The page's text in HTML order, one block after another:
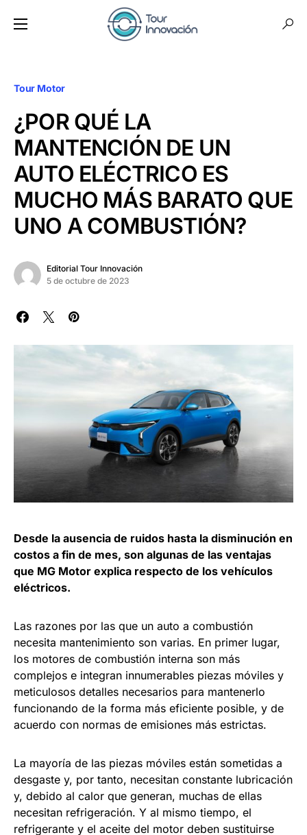
Tour Motor
¿POR QUÉ LA
MANTENCIÓN DE UN
AUTO ELÉCTRICO ES
MUCHO MÁS BARATO QUE
UNO A COMBUSTIÓN?
Editorial Tour Innovación
5 de octubre de 2023
Desde la ausencia de ruidos hasta la disminución en
costos a fin de mes, son algunas de las ventajas
que MG Motor explica respecto de los vehículos
eléctricos.
Las razones por las que un auto a combustión
necesita mantenimiento son varias. En primer lugar,
los motores de combustión interna son más
complejos e integran innumerables piezas móviles y
meticulosos detalles necesarios para mantenerlo
funcionando de la forma más eficiente posible, y de
acuerdo con normas de emisiones más estrictas.
La mayoría de las piezas móviles están sometidas a
desgaste y, por tanto, necesitan constante lubricación
y, debido al calor que generan, muchas de ellas
necesitan refrigeración. Y al mismo tiempo, el
refrigerante y el aceite del motor deben sustituirse